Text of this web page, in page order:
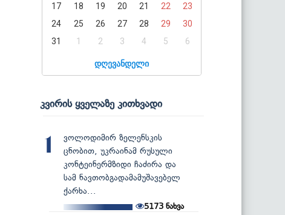
17
18 19 20 21 22
23
24
25 26 27 28 29
30
31
1 2 3 4 5 6
დღევანდელი
კვირის ყველაზე კითხვადი
1
ვოლოდიმირ ზელენსკის
ცნობით, უკრაინამ რუსული
კონტეინერმზიდი ჩაძირა და
სამ ნავთობგადამამუშავებელ
ქარხა...
5173 ნახვა